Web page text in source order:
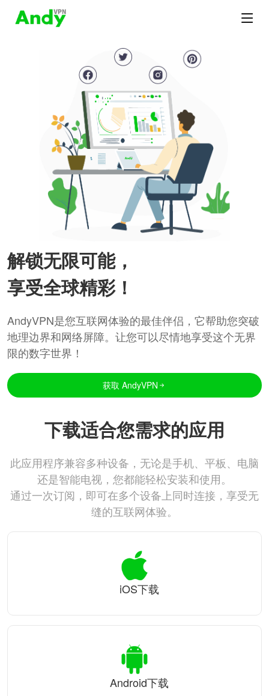
解锁无限可能，
享受全球精彩！
AndyVPN是您互联网体验的最佳伴侣，它帮助您突破
地理边界和网络屏障。让您可以尽情地享受这个无界
限的数字世界！
获取 AndyVPN
下载适合您需求的应用
此应用程序兼容多种设备，无论是手机、平板、电脑
还是智能电视，您都能轻松安装和使用。
通过一次订阅，即可在多个设备上同时连接，享受无
缝的互联网体验。
iOS下载
Android下载